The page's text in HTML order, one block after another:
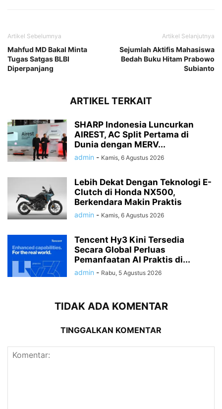
Artikel Sebelumnya
Mahfud MD Bakal Minta
Tugas Satgas BLBI
Diperpanjang
Artikel Selanjutnya
Sejumlah Aktifis Mahasiswa
Bedah Buku Hitam Prabowo
Subianto
ARTIKEL TERKAIT
SHARP Indonesia Luncurkan
AIREST, AC Split Pertama di
Dunia dengan MERV...
admin - Kamis, 6 Agustus 2026
Lebih Dekat Dengan Teknologi E-
Clutch di Honda NX500,
Berkendara Makin Praktis
admin - Kamis, 6 Agustus 2026
Tencent Hy3 Kini Tersedia
Secara Global Perluas
Pemanfaatan AI Praktis di...
admin - Rabu, 5 Agustus 2026
TIDAK ADA KOMENTAR
TINGGALKAN KOMENTAR